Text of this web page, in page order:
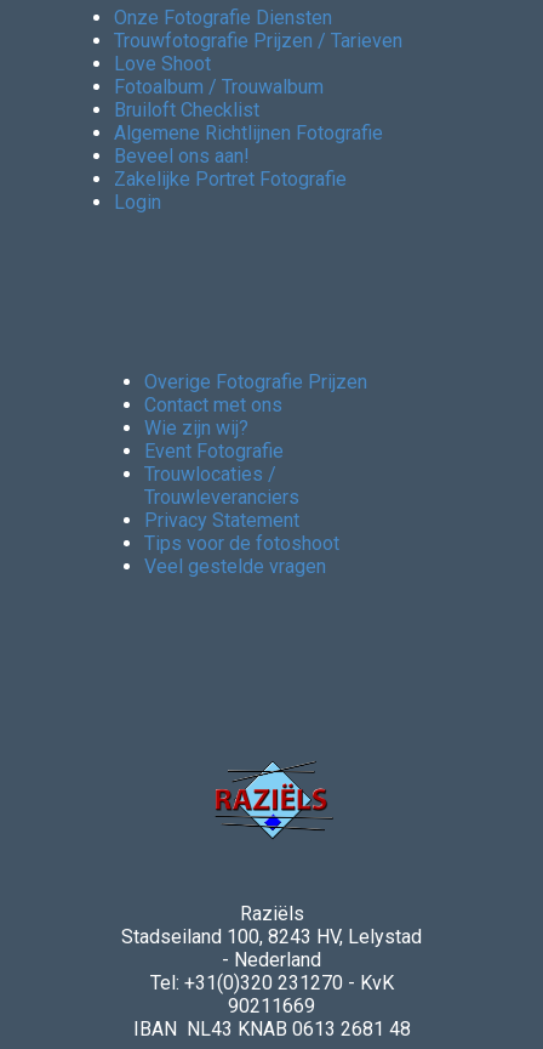
Onze Fotografie Diensten
Trouwfotografie Prijzen / Tarieven
Love Shoot
Fotoalbum / Trouwalbum
Bruiloft Checklist
Algemene Richtlijnen Fotografie
Beveel ons aan!
Zakelijke Portret Fotografie
Login
Overige Fotografie Prijzen
Contact met ons
Wie zijn wij?
Event Fotografie
Trouwlocaties /
Trouwleveranciers
Privacy Statement
Tips voor de fotoshoot
Veel gestelde vragen
Raziëls
Stadseiland 100, 8243 HV, Lelystad
- Nederland
Tel: +31(0)320 231270 - KvK
90211669
IBAN NL43 KNAB 0613 2681 48